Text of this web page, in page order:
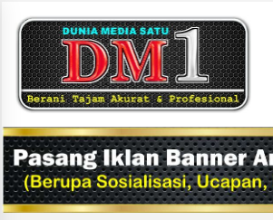
content
DM1